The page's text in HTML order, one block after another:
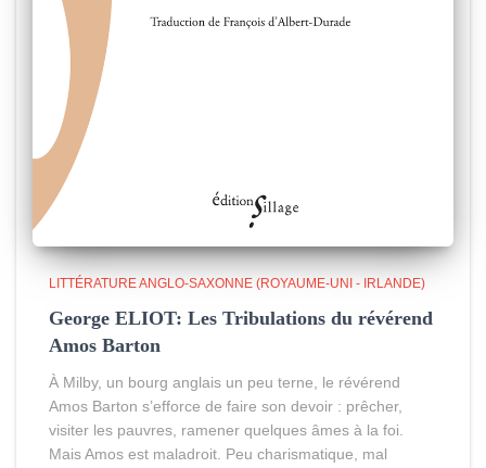
LITTÉRATURE ANGLO-SAXONNE (ROYAUME-UNI - IRLANDE)
George ELIOT: Les Tribulations du révérend
Amos Barton
À Milby, un bourg anglais un peu terne, le révérend
Amos Barton s’efforce de faire son devoir : prêcher,
visiter les pauvres, ramener quelques âmes à la foi.
Mais Amos est maladroit. Peu charismatique, mal